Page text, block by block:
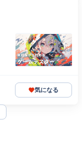
気になる